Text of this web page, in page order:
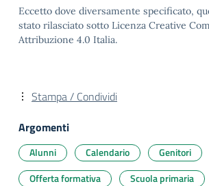
Eccetto dove diversamente specificato,
stato rilasciato sotto Licenza Creative
Attribuzione 4.0 Italia.
Stampa / Condividi
Argomenti
Alunni Calendario
Genitori
Offerta formativa
Scuola primaria